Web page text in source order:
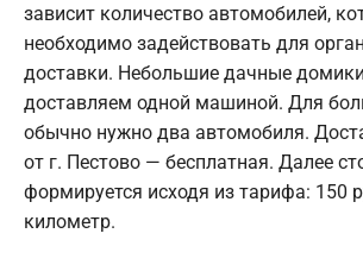
зависит количество автомобилей,
необходимо задействовать для
доставки. Небольшие дачные
доставляем одной машиной. Для
обычно нужно два автомобиля.
от г. Пестово — бесплатная. Далее
формируется исходя из тарифа: 150
километр.